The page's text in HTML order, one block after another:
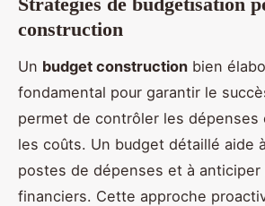
construction
Un budget construction bien
fondamental pour garantir le
permet de contrôler les dépenses
les coûts. Un budget détaillé aide
postes de dépenses et à anticiper
financiers. Cette approche